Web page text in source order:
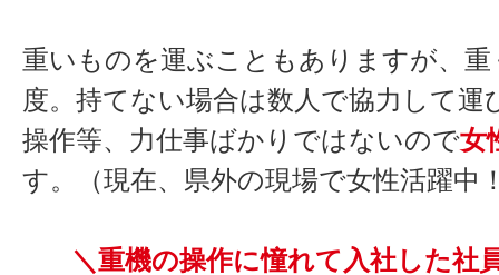
重いものを運ぶこともありますが、
度。持てない場合は数人で協力して運
操作等、力仕事ばかりではないので女
す。（現在、県外の現場で女性活躍中
＼重機の操作に憧れて入社した社